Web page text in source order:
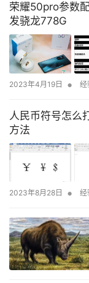
荣耀50pro参数
发骁龙778G
2023年4月19日 • 经
人民币符号怎么
方法
2023年8月28日 • 经